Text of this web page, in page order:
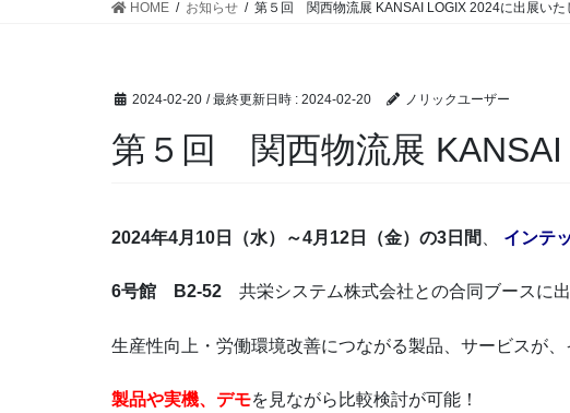
HOME お知らせ 第５回 関西物流展 KANSAI LOGIX 2024に出展いた
2024-02-20 / 最終更新日時 : 2024-02-20 ノリックユーザー
第５回 関西物流展 KANSAI
2024年4月10日（水）～4月12日（金）の3日間 インテ
6号館 B2-52 共栄システム株式会社との合同ブースに出
生産性向上・労働環境改善につながる製品、サービスが、
製品や実機、デモを見ながら比較検討が可能！